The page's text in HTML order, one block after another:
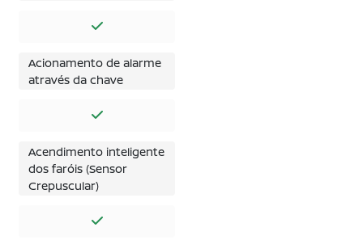
Acionamento de alarme
através da chave
Acendimento inteligente
dos faróis (Sensor
Crepuscular)